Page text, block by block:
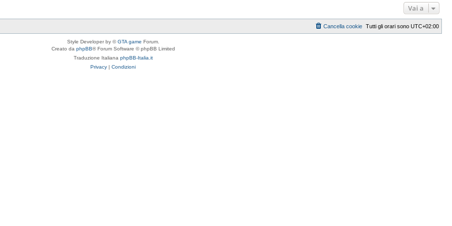
Vai a
Tutti gli orari sono UTC+02:00
Cancella cookie
Style Developer by ©GTA game Forum.
Creato da phpBB® Forum Software © phpBB Limited
Traduzione Italiana phpBB-Italia.it
Privacy | Condizioni